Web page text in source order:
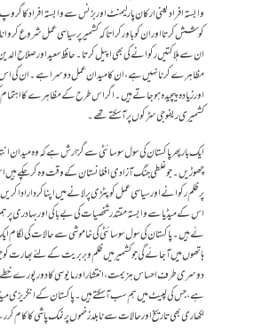
وابستہ افراد یعنی ارکان پارلیمنٹ اور بزنس سے وابستہ افراد کا
کوشش کرتا اور ان کو باور کراتا کہ کشمیر پر سیاسی عمل شروع
ان سے ہلاکتیں رکوانے کی بھی اپیل کرتا۔ حافظ سعید اور صلاح
مظاہرے کرنا نہیں ہے، ان کا میدان عمل دوسرا ہے۔ ان کی
اور زیادہ پیچیدہ ہوجاتے ہیں۔ اگر اس طرح کے مظاہرے کا اہتمام
کشمیری ریفوجی سڑکوں پر آسکتے تھے۔
ایک بار پھر پاکستان کی سول سوسائٹی سے گزارش ہے کہ وہ میدان
چھوڑیں۔ جو غلطی جنگ آزادی افغانستان کے وقت وہ کر چکے ہیں
پر ظلم رکوانے اور سیاسی عمل کو پٹڑی پر لانے میں اپنا کردار ادا
اس کے میڈیا سے وابستہ مقتدر شخصیات کی بے باکی اور بہادری پر
ئے ہیں۔ پاکستان کی سول سوسائٹی کی خاموشی سے حالات کی لگام
ہاتھوں میں آ جائے گی جو کشمیر میں ظلم و بربریت کے لئے بھارت
دوسری طرف احساس ہزیمت، انتشار اور مایوسی کا دور پورے
ہے، جس کی لپیٹ میں ہم سب آسکتے ہیں۔ پاکستان کے انگریزی
لکھاری بھی تاریخ اور حالات سے نابلد زخموں پر نمک پاشی کا کام